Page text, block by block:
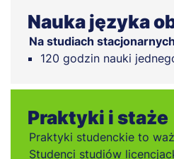
Nauka języka
Na studiach
120 godzin nauki
Praktyki i staże
Praktyki studenckie to
Studenci studiów